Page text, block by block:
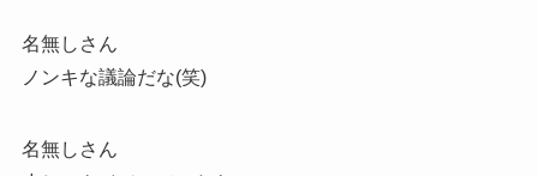
名無しさん
ノンキな議論だな(笑)
名無しさん